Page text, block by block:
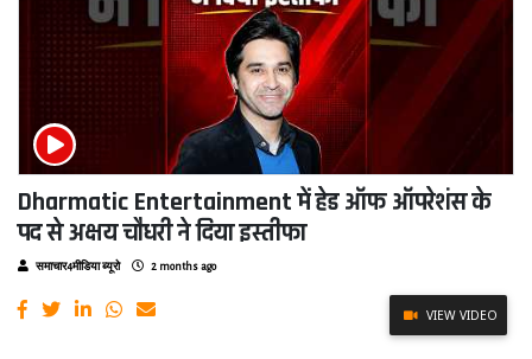
Dharmatic Entertainment में हेड ऑफ ऑपरेशंस के
पद से अक्षय चौधरी ने दिया इस्तीफा
समाचार4मीडिया ब्यूरो 2 months ago
VIEW VIDEO